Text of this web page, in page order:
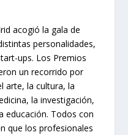
acogió la gala de
personalidades,
ups. Los Premios
un recorrido por
arte, la cultura, la
la investigación,
educación. Todos con
que los profesionales